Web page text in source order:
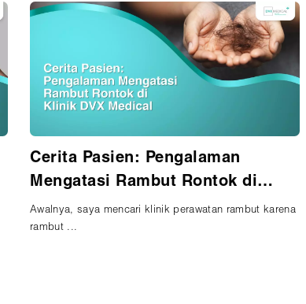
Cerita Pasien: Mengatasi Kulit
Kering di Klinik DVX Medical
Belum lama ini, aku memutuskan untuk pergi ke Klinik
DVX Med...